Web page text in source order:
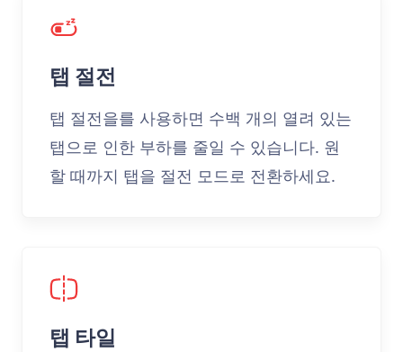
탭 절전
탭 절전을를 사용하면 수백 개의 열려 있는
탭으로 인한 부하를 줄일 수 있습니다. 원
할 때까지 탭을 절전 모드로 전환하세요.
탭 타일